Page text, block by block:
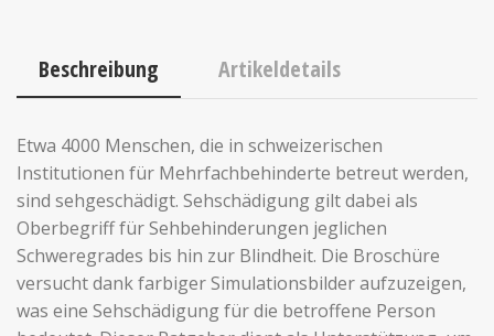
Beschreibung Artikeldetails
Etwa 4000 Menschen, die in schweizerischen
Institutionen für Mehrfachbehinderte betreut werden,
sind sehgeschädigt. Sehschädigung gilt dabei als
Oberbegriff für Sehbehinderungen jeglichen
Schweregrades bis hin zur Blindheit. Die Broschüre
versucht dank farbiger Simulationsbilder aufzuzeigen,
was eine Sehschädigung für die betroffene Person